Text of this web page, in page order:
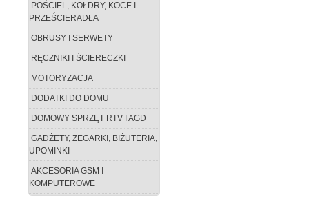
POŚCIEL, KOŁDRY, KOCE I
PRZEŚCIERADŁA
OBRUSY I SERWETY
RĘCZNIKI I ŚCIERECZKI
MOTORYZACJA
DODATKI DO DOMU
DOMOWY SPRZĘT RTV I AGD
GADŻETY, ZEGARKI, BIŻUTERIA,
UPOMINKI
AKCESORIA GSM I
KOMPUTEROWE